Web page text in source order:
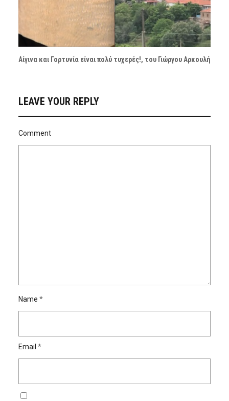
Αίγινα και Γορτυνία είναι πολύ τυχερές!, του Γιώργου Αρκουλή
LEAVE YOUR REPLY
Comment
Name *
Email *